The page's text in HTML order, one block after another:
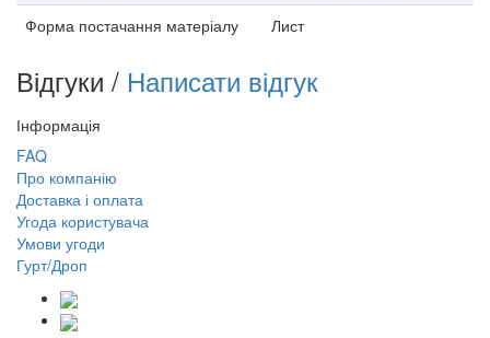
Форма постачання матеріалу
Лист
Відгуки / Написати відгук
Інформація
FAQ
Про компанію
Доставка і оплата
Угода користувача
Умови угоди
Гурт/Дроп